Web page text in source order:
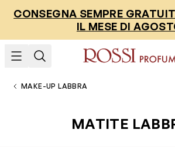
CONSEGNA SEMPRE
IL MESE DI
MAKE-UP LABBRA
MATITE